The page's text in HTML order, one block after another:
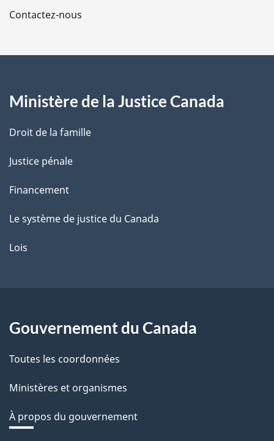
a
e
Contactez-nous
Ministère de la Justice Canada
Droit de la famille
Justice pénale
Financement
Le système de justice du Canada
Lois
Gouvernement du Canada
Toutes les coordonnées
Ministères et organismes
À propos du gouvernement